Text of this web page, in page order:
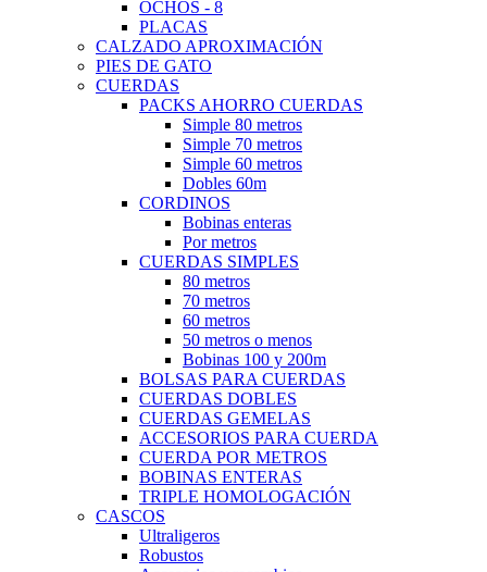
OCHOS - 8
PLACAS
CALZADO APROXIMACIÓN
PIES DE GATO
CUERDAS
PACKS AHORRO CUERDAS
Simple 80 metros
Simple 70 metros
Simple 60 metros
Dobles 60m
CORDINOS
Bobinas enteras
Por metros
CUERDAS SIMPLES
80 metros
70 metros
60 metros
50 metros o menos
Bobinas 100 y 200m
BOLSAS PARA CUERDAS
CUERDAS DOBLES
CUERDAS GEMELAS
ACCESORIOS PARA CUERDA
CUERDA POR METROS
BOBINAS ENTERAS
TRIPLE HOMOLOGACIÓN
CASCOS
Ultraligeros
Robustos